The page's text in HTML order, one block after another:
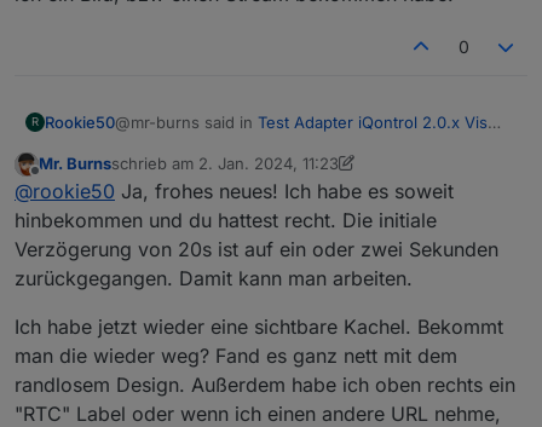
0
R Rookie50@mr-burns said in Test Adapter iQontrol 2.0.x Vis
noch mal an. Weshalb ist die GO Version
einfacher einzubinden
erstmal Frohes Neues ;-)
Go2rtsp stellt eine Streaming Webseite zur
einbinden und muss nicht extra Scripte einbauen. Im
VIS ist bei mir immer wieder das Streaming
abgebrochen und ich musste dann das VIS wieder
komplett neu laden, damit ich ein Bild, bzw einen
Stream bekommen habe.
Offline
Mr. Burnsschrieb am 2. Jan. 2024, 11:23
zuletzt editiert von Mr. Burns1. Feb. 2024, 12:24
@rookie50 Ja, frohes neues! Ich habe es soweit
hinbekommen und du hattest recht. Die initiale
Verzögerung von 20s ist auf ein oder zwei Sekunden
zurückgegangen. Damit kann man arbeiten.
Ich habe jetzt wieder eine sichtbare Kachel. Bekommt
man die wieder weg? Fand es ganz nett mit dem
randlosem Design. Außerdem habe ich oben rechts ein
"RTC" Label oder wenn ich einen andere URL nehme,